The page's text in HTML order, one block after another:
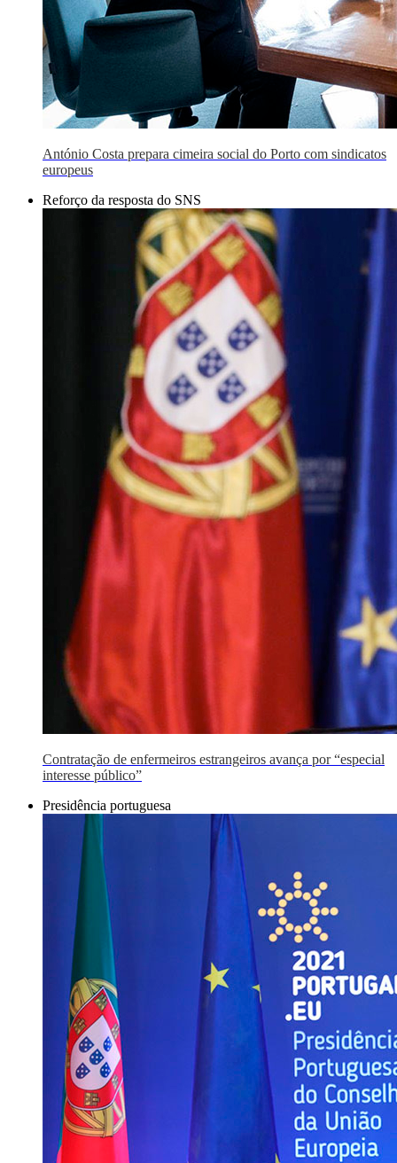
António Costa prepara cimeira social do Porto com sindicatos
europeus
Reforço da resposta do SNS
Contratação de enfermeiros estrangeiros avança por “especial
interesse público”
Presidência portuguesa